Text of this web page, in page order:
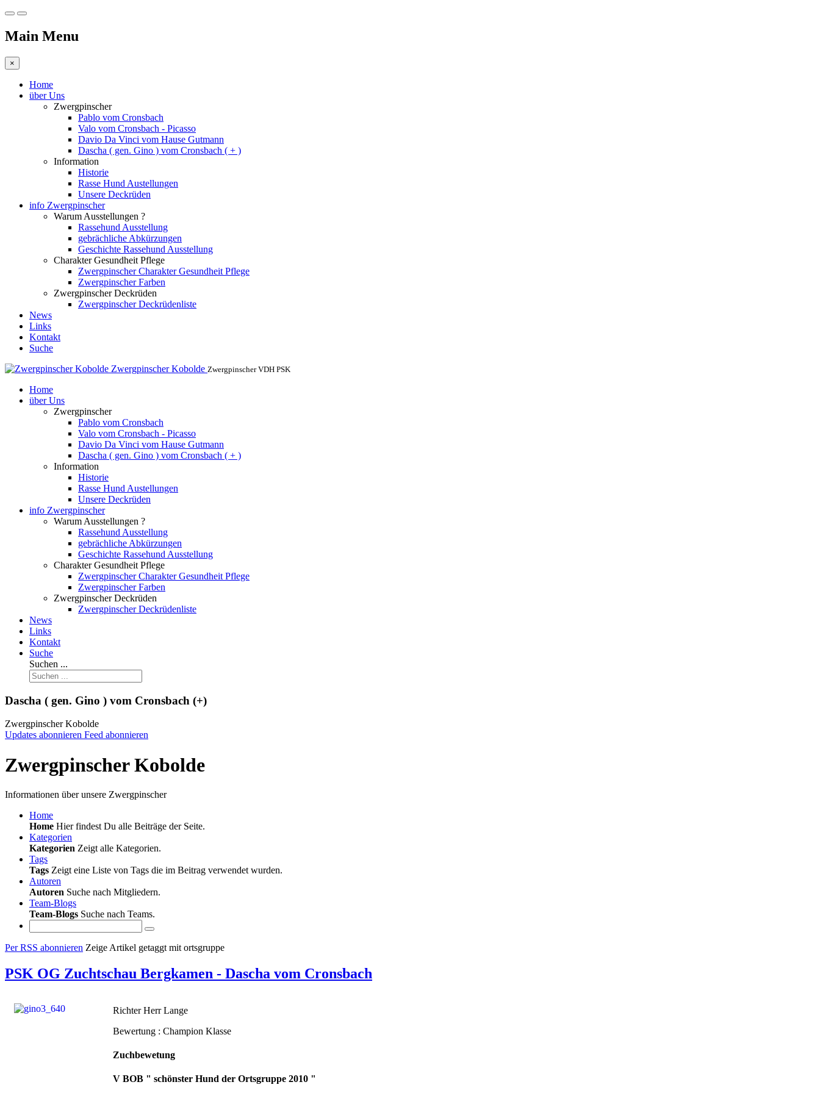
Main Menu
×
Home
über Uns
Zwergpinscher
Pablo vom Cronsbach
Valo vom Cronsbach - Picasso
Davio Da Vinci vom Hause Gutmann
Dascha ( gen. Gino ) vom Cronsbach ( + )
Information
Historie
Rasse Hund Austellungen
Unsere Deckrüden
info Zwergpinscher
Warum Ausstellungen ?
Rassehund Ausstellung
gebrächliche Abkürzungen
Geschichte Rassehund Ausstellung
Charakter Gesundheit Pflege
Zwergpinscher Charakter Gesundheit Pflege
Zwergpinscher Farben
Zwergpinscher Deckrüden
Zwergpinscher Deckrüdenliste
News
Links
Kontakt
Suche
Zwergpinscher Kobolde Zwergpinscher VDH PSK
Home
über Uns
Zwergpinscher
Pablo vom Cronsbach
Valo vom Cronsbach - Picasso
Davio Da Vinci vom Hause Gutmann
Dascha ( gen. Gino ) vom Cronsbach ( + )
Information
Historie
Rasse Hund Austellungen
Unsere Deckrüden
info Zwergpinscher
Warum Ausstellungen ?
Rassehund Ausstellung
gebrächliche Abkürzungen
Geschichte Rassehund Ausstellung
Charakter Gesundheit Pflege
Zwergpinscher Charakter Gesundheit Pflege
Zwergpinscher Farben
Zwergpinscher Deckrüden
Zwergpinscher Deckrüdenliste
News
Links
Kontakt
Suche
Suchen ...
Dascha ( gen. Gino ) vom Cronsbach (+)
Zwergpinscher Kobolde
Updates abonnieren Feed abonnieren
Zwergpinscher Kobolde
Informationen über unsere Zwergpinscher
Home
Home Hier findest Du alle Beiträge der Seite.
Kategorien
Kategorien Zeigt alle Kategorien.
Tags
Tags Zeigt eine Liste von Tags die im Beitrag verwendet wurden.
Autoren
Autoren Suche nach Mitgliedern.
Team-Blogs
Team-Blogs Suche nach Teams.
Per RSS abonnieren Zeige Artikel getaggt mit ortsgruppe
PSK OG Zuchtschau Bergkamen - Dascha vom Cronsbach
Richter Herr Lange
Bewertung : Champion Klasse
Zuchbewetung
V BOB " schönster Hund der Ortsgruppe 2010 "